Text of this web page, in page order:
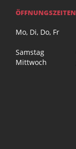
ÖFFNUNGSZEITEN
Mo, Di, Do, Fr
Samstag
Mittwoch